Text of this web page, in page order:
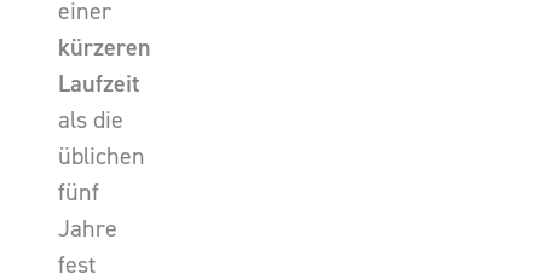
einer
kürzeren
Laufzeit
als die
üblichen
fünf
Jahre
fest